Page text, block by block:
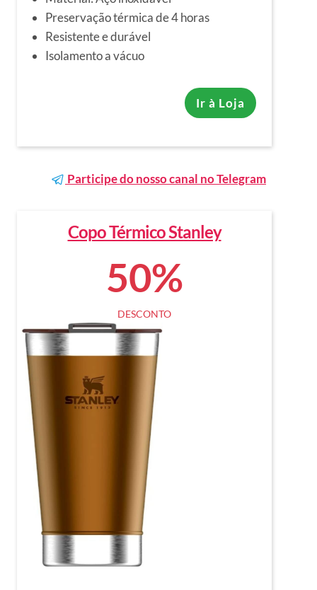
Preservação térmica de 4 horas
Resistente e durável
Isolamento a vácuo
Ir à Loja
Participe do nosso canal no Telegram
Copo Térmico Stanley
50%
DESCONTO